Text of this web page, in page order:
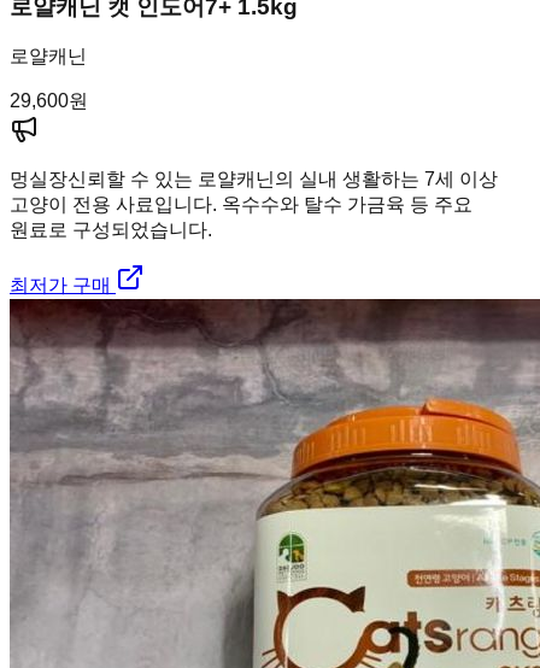
로얄캐닌 캣 인도어7+ 1.5kg
로얄캐닌
29,600원
멍실장신뢰할 수 있는 로얄캐닌의 실내 생활하는 7세 이상
고양이 전용 사료입니다. 옥수수와 탈수 가금육 등 주요
원료로 구성되었습니다.
최저가 구매